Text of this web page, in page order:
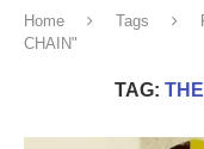
Home Tags
CHAIN"
TAG: